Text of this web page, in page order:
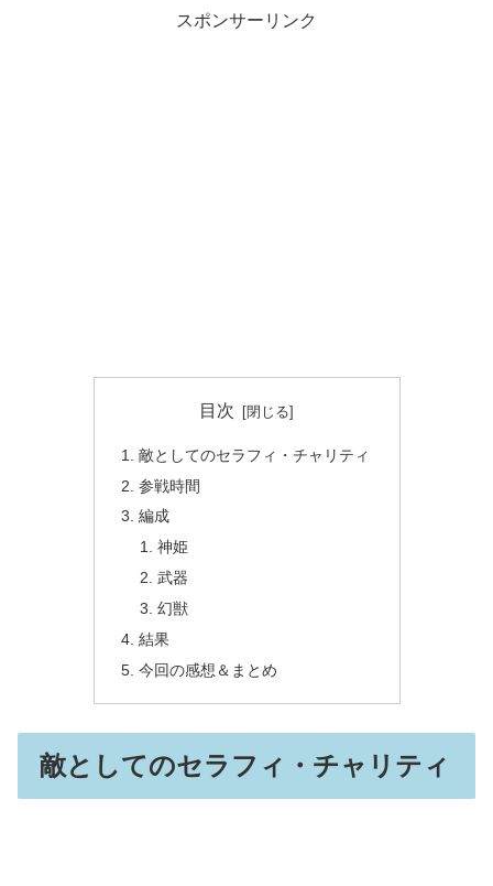
スポンサーリンク
目次
敵としてのセラフィ・チャリティ
参戦時間
編成
神姫
武器
幻獣
結果
今回の感想＆まとめ
敵としてのセラフィ・チャリティ